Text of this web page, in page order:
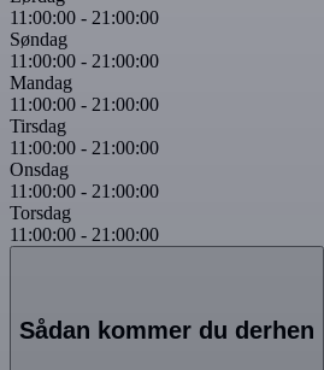
11:00:00 - 21:00:00
Søndag
11:00:00 - 21:00:00
Mandag
11:00:00 - 21:00:00
Tirsdag
11:00:00 - 21:00:00
Onsdag
11:00:00 - 21:00:00
Torsdag
11:00:00 - 21:00:00
Sådan kommer du derhen